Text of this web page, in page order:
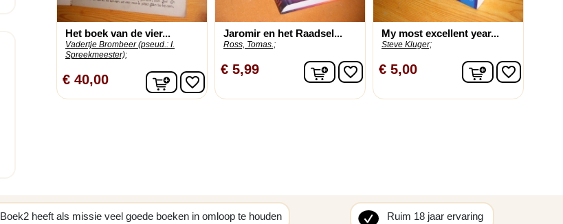
Het boek van de vier...
Vadertje Brombeer (pseud.: I.
Spreekmeester);
€ 40,00 In winkelwagen
favorite_border
Jaromir en het Raadsel...
Ross, Tomas.;
€ 5,99 In winkelwagen
favorite_border
My most excellent year...
Steve Kluger;
€ 5,00 Infavorite_border
Boek2 heeft als missie veel goede boeken in omloop te houden Ruim 18 jaar ervaring